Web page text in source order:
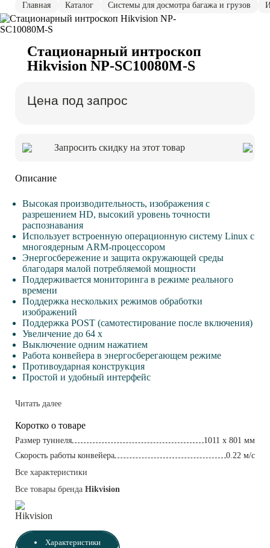
Главная Каталог Системы для досмотра багажа и грузов
Стационарный интроскоп
Hikvision NP-SC10080M-S
Цена под запрос
Запросить скидку на этот товар
Описание
Высокая производительность, изображения с
разрешением HD, высокий уровень точности
распознавания
Использует встроенную операционную систему Linux с
многоядерным ARM-процессором
Энергосбережение и защита окружающей среды
благодаря малой потребляемой мощности
Поддерживается мониторинга в режиме реального
времени
Поддержка нескольких режимов обработки
изображений
Поддержка POST (самотестирование после включения)
Увеличение до 64 x
Выключение одним нажатием
Работа конвейера в энергосберегающем режиме
Противоударная конструкция
Простой и удобный интерфейс
Читать далее
Коротко о товаре
Размер туннеля
1011 x 801 мм
Скорость работы конвейера
0.22 м/с
Все характеристики
Все товары бренда Hikvision
Характеристики